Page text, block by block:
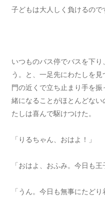
子どもは大人しく負けるので
いつものバス停でバスを下
う。と、一足先にわたしを
門の近くで立ち止まり手を
緒になることがほとんどな
たしは喜んで駆けつけた。
「りるちゃん、おはよ！」
「おはよ、おふみ。今日も王
「うん。今日も無事にたどり